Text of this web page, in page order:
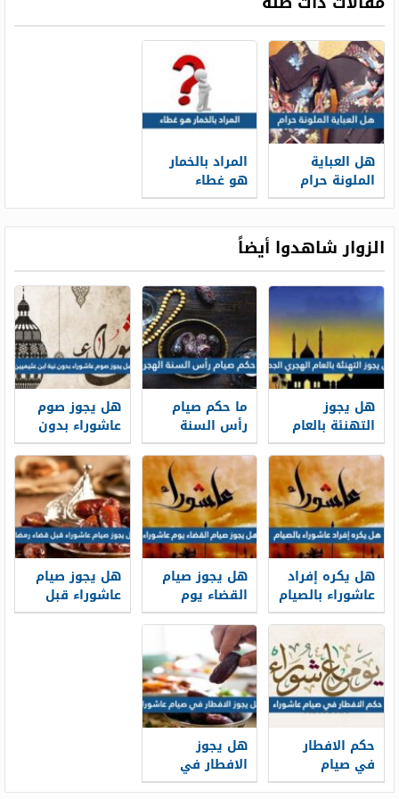
هل العباية
الملونة حرام
المراد بالخمار
هو غطاء
الزوار شاهدوا أيضاً
هل يجوز
التهنئة بالعام
الهجري الجديد
1448
ما حكم صيام
رأس السنة
الهجرية
هل يجوز صوم
عاشوراء بدون
نية ابن عثيميين
هل يكره إفراد
عاشوراء بالصيام
هل يجوز صيام
القضاء يوم
عاشوراء
هل يجوز صيام
عاشوراء قبل
قضاء رمضان
حكم الافطار
في صيام
عاشوراء
هل يجوز
الافطار في
صيام عاشوراء